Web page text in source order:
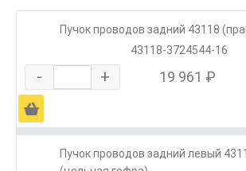
Пучок проводов задний 43118
43118-3724544-16
- + 19 961 ₽
Ä
Пучок проводов задний левый